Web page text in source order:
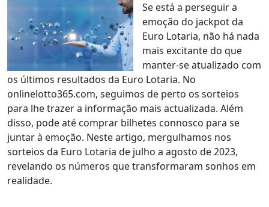
Se está a perseguir a
emoção do jackpot da
Euro Lotaria, não há nada
mais excitante do que
manter-se atualizado com
os últimos resultados da Euro Lotaria. No
onlinelotto365.com, seguimos de perto os sorteios
para lhe trazer a informação mais actualizada. Além
disso, pode até comprar bilhetes connosco para se
juntar à emoção. Neste artigo, mergulhamos nos
sorteios da Euro Lotaria de julho a agosto de 2023,
revelando os números que transformaram sonhos em
realidade.